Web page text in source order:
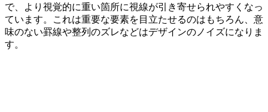
で、より視覚的に重い箇所に視線が引き寄せられやすくなっ
ています。これは重要な要素を目立たせるのはもちろん、意
味のない罫線や整列のズレなどはデザインのノイズになりま
す。